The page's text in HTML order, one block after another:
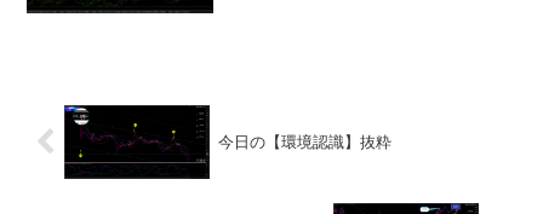
今日の【環境認識】抜粋